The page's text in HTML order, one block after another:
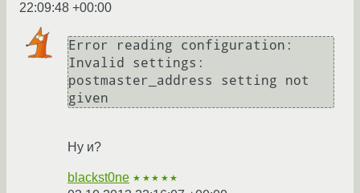
22:09:48 +00:00
Error reading configuration:
Invalid settings:
postmaster_address setting not
given
Ну и?
blackst0ne ★★★★★